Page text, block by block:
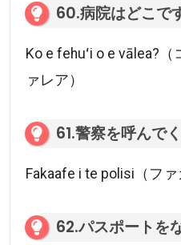
60.病院はどこで
Ko e fehuʻi o e vālea?
ァレア）
61.警察を呼んで
Fakaafe i te polisi（フ
62.パスポートを